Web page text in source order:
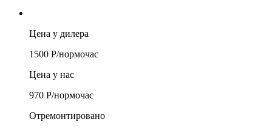
Цена у дилера
1500 Р/нормочас
Цена у нас
970 Р/нормочас
Отремонтировано